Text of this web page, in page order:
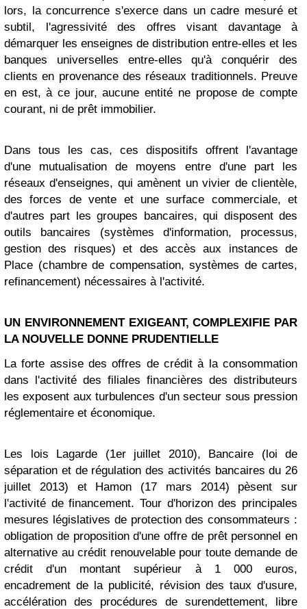
lors, la concurrence s'exerce dans un cadre mesuré et
subtil, l'agressivité des offres visant davantage à
démarquer les enseignes de distribution entre-elles et les
banques universelles entre-elles qu'à conquérir des
clients en provenance des réseaux traditionnels. Preuve
en est, à ce jour, aucune entité ne propose de compte
courant, ni de prêt immobilier.
Dans tous les cas, ces dispositifs offrent l'avantage
d'une mutualisation de moyens entre d'une part les
réseaux d'enseignes, qui amènent un vivier de clientèle,
des forces de vente et une surface commerciale, et
d'autres part les groupes bancaires, qui disposent des
outils bancaires (systèmes d'information, processus,
gestion des risques) et des accès aux instances de
Place (chambre de compensation, systèmes de cartes,
refinancement) nécessaires à l'activité.
UN ENVIRONNEMENT EXIGEANT, COMPLEXIFIE PAR
LA NOUVELLE DONNE PRUDENTIELLE
La forte assise des offres de crédit à la consommation
dans l'activité des filiales financières des distributeurs
les exposent aux turbulences d'un secteur sous pression
réglementaire et économique.
Les lois Lagarde (1er juillet 2010), Bancaire (loi de
séparation et de régulation des activités bancaires du 26
juillet 2013) et Hamon (17 mars 2014) pèsent sur
l'activité de financement. Tour d'horizon des principales
mesures législatives de protection des consommateurs :
obligation de proposition d'une offre de prêt personnel en
alternative au crédit renouvelable pour toute demande de
crédit d'un montant supérieur à 1 000 euros,
encadrement de la publicité, révision des taux d'usure,
accélération des procédures de surendettement, libre